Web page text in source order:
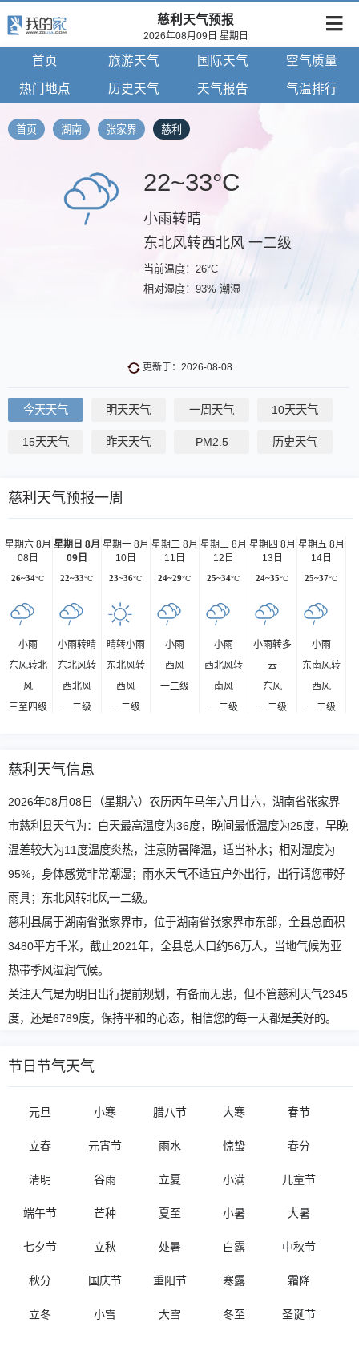
慈利天气预报
2026年08月09日 星期日
首页 旅游天气 国际天气 空气质量
热门地点 历史天气 天气报告 气温排行
首页 湖南 张家界 慈利
22~33°C
小雨转晴
东北风转西北风 一二级
当前温度：26°C
相对湿度：93% 潮湿
更新于：2026-08-08
今天天气 明天天气 一周天气 10天天气
15天天气 昨天天气 PM2.5 历史天气
慈利天气预报一周
星期六 8月
08日
26~34°C
小雨
东风转北
风
三至四级
星期日 8月
09日
22~33°C
小雨转晴
东北风转
西北风
一二级
星期一 8月
10日
23~36°C
晴转小雨
东北风转
西风
一二级
星期二 8月
11日
24~29°C
小雨
西风
一二级
星期三 8月
12日
25~34°C
小雨
西北风转
南风
一二级
星期四 8月
13日
24~35°C
小雨转多
云
东风
一二级
星期五 8月
14日
25~37°C
小雨
东南风转
西风
一二级
慈利天气信息
2026年08月08日（星期六）农历丙午马年六月廿六，湖南省张家界
市慈利县天气为：白天最高温度为36度，晚间最低温度为25度，早晚
温差较大为11度温度炎热，注意防暑降温，适当补水；相对湿度为
95%，身体感觉非常潮湿；雨水天气不适宜户外出行，出行请您带好
雨具；东北风转北风一二级。
慈利县属于湖南省张家界市，位于湖南省张家界市东部，全县总面积
3480平方千米，截止2021年，全县总人口约56万人，当地气候为亚
热带季风湿润气候。
关注天气是为明日出行提前规划，有备而无患，但不管慈利天气2345
度，还是6789度，保持平和的心态，相信您的每一天都是美好的。
节日节气天气
元旦 小寒 腊八节 大寒 春节
立春 元宵节 雨水 惊蛰 春分
清明 谷雨 立夏 小满 儿童节
端午节 芒种 夏至 小暑 大暑
七夕节 立秋 处暑 白露 中秋节
秋分 国庆节 重阳节 寒露 霜降
立冬 小雪 大雪 冬至 圣诞节